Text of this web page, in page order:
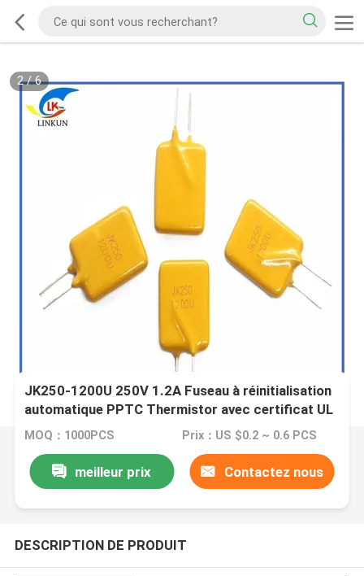
2/6
JK250-1200U 250V 1.2A Fuseau à réinitialisation
automatique PPTC Thermistor avec certificat UL
MOQ：1000PCS Prix：US $0.2 ~ 0.6 PCS
meilleur prix Contactez nous
DESCRIPTION DE PRODUIT